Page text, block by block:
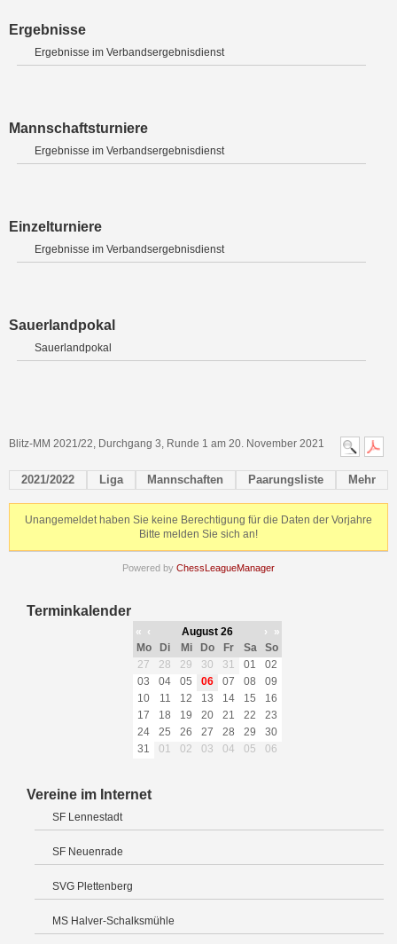
Ergebnisse
Ergebnisse im Verbandsergebnisdienst
Mannschaftsturniere
Ergebnisse im Verbandsergebnisdienst
Einzelturniere
Ergebnisse im Verbandsergebnisdienst
Sauerlandpokal
Sauerlandpokal
Blitz-MM 2021/22, Durchgang 3, Runde 1 am 20. November 2021
2021/2022 Liga Mannschaften Paarungsliste Mehr
Unangemeldet haben Sie keine Berechtigung für die Daten der Vorjahre
Bitte melden Sie sich an!
Powered by ChessLeagueManager
Terminkalender
« ‹ August 26 ›
»
Mo
Di Mi Do Fr Sa
So
27
28 29 30 31 01
02
03
04 05 06 07 08
09
10
11 12 13 14 15
16
17
18 19 20 21 22
23
24
25 26 27 28 29
30
31
01 02 03 04 05 06
Vereine im Internet
SF Lennestadt
SF Neuenrade
SVG Plettenberg
MS Halver-Schalksmühle